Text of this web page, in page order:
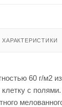
ХАРАКТЕРИСТИКИ
60 г/м2
с